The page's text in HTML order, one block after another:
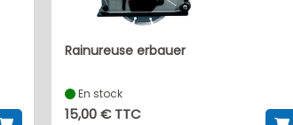
rainureuse erbauer
En stock
15,00 € TTC